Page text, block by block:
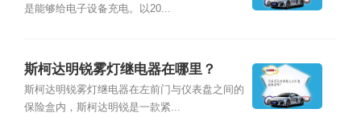
是能够给电子设备充电。以20...
斯柯达明锐雾灯继电器在哪里？
斯柯达明锐雾灯继电器在左前门与仪表盘之间的
保险盒内，斯柯达明锐是一款紧...